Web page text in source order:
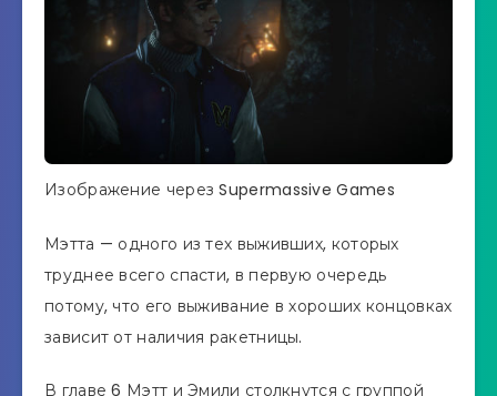
Изображение через Supermassive Games
Мэтта — одного из тех выживших, которых
труднее всего спасти, в первую очередь
потому, что его выживание в хороших концовках
зависит от наличия ракетницы.
В главе 6 Мэтт и Эмили столкнутся с группой